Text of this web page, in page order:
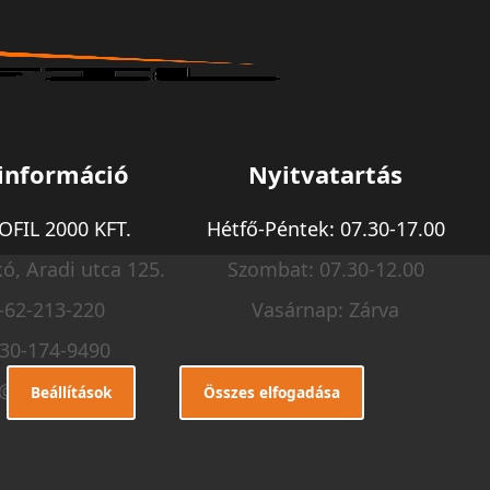
2000 KFT.
Aradi utca 125.
62-213-220
174-9490
profil.hu
Nyitvatartás
Hétfő-Péntek: 07.30-17.00
Szombat: 07.30-12.00
Vasárnap: Zárva
Beállítások Összes elfogadása